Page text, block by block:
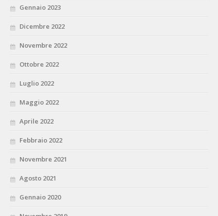
Gennaio 2023
Dicembre 2022
Novembre 2022
Ottobre 2022
Luglio 2022
Maggio 2022
Aprile 2022
Febbraio 2022
Novembre 2021
Agosto 2021
Gennaio 2020